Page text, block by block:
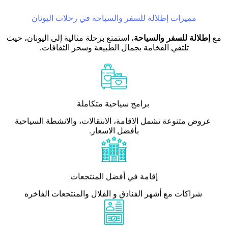
مميزات إطلالة للسفر والسياحة في رحلات اليونان
مع إطلالة للسفر والسياحة، استمتع برحلة مثالية إلى اليونان، حيث
تلتقي الفخامة بجمال الطبيعة وسحر الثقافات.
برامج سياحية متكاملة
عروض متنوعة تشمل الاقامة، الانتقالات، والانشطة السياحية
بأفضل الاسعار.
إقامة في أفضل المنتجعات
شراكات مع أشهر الفنادق و الفلال والمنتجعات الفاخره